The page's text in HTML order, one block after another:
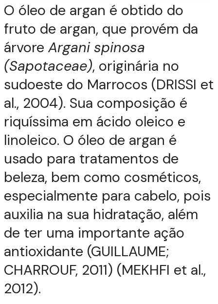
O óleo de argan é obtido do
fruto de argan, que provém da
árvoreArgani spinosa
(Sapotaceae), originária no
sudoeste do Marrocos (DRISSI et
al., 2004). Sua composição é
riquíssima em ácido oleico e
linoleico. O óleo de argan é
usado para tratamentos de
beleza, bem como cosméticos,
especialmente para cabelo, pois
auxilia na sua hidratação, além
de ter uma importante ação
antioxidante (GUILLAUME;
CHARROUF, 2011) (MEKHFI et al.,
2012).